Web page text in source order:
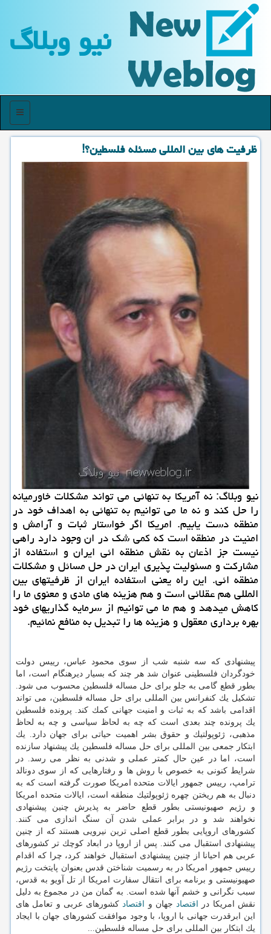
نیو وبلاگ
منو
ظرفیت های بین المللی مسئله فلسطین؟!
نیو وبلاگ: نه آمریكا به تنهائی می تواند مشكلات خاورمیانه
را حل كند و نه ما می توانیم به تنهائی به اهداف خود در
منطقه دست یابیم. امریكا اگر خواستار ثبات و آرامش و
امنیت در منطقه است كه كمی شك در ان وجود دارد راهی
نیست جز اذعان به نقش منطقه ائی ایران و استفاده از
مشاركت و مسئولیت پذیری ایران در حل مسائل و مشكلات
منطقه ائی. این راه یعنی استفاده ایران از ظرفیتهای بین
المللی هم عقلائی است و هم هزینه های مادی و معنوی ما را
كاهش میدهد و هم ما می توانیم از سرمایه گذاریهای خود
بهره برداری معقول و هزینه ها را تبدیل به منافع نمائیم.
پیشنهادی كه سه شنبه شب از سوی محمود عباس، رییس دولت
خودگردان فلسطینی عنوان شد هر چند كه بسیار دیرهنگام است، اما
بطور قطع گامی به جلو برای حل مساله فلسطین محسوب می شود.
تشكیل یك كنفرانس بین المللی برای حل مساله فلسطین، می تواند
اقدامی باشد كه به ثبات و امنیت جهانی كمك كند. پرونده فلسطین
یك پرونده چند بعدی است كه چه به لحاظ سیاسی و چه به لحاظ
مذهبی، ژئوپولتیك و حقوق بشر اهمیت حیاتی برای جهان دارد. یك
ابتكار جمعی بین المللی برای حل مساله فلسطین یك پیشنهاد سازنده
است، اما در عین حال كمتر عملی و شدنی به نظر می رسد. در
شرایط كنونی به خصوص با روش ها و رفتارهایی كه از سوی دونالد
ترامپ، رییس جمهور ایالات متحده امریكا صورت گرفته است كه به
دنبال به هم ریختن چهره ژئوپولتیك منطقه است، ایالات متحده امریكا
و رژیم صهیونیستی بطور قطع حاضر به پذیرش چنین پیشنهادی
نخواهند شد و در برابر عملی شدن آن سنگ اندازی می كنند.
كشورهای اروپایی بطور قطع اصلی ترین نیرویی هستند كه از چنین
پیشنهادی استقبال می كنند. پس از اروپا در ابعاد كوچك تر كشورهای
عربی هم احیانا از چنین پیشنهادی استقبال خواهند كرد، چرا كه اقدام
رییس جمهور امریكا در به رسمیت شناختن قدس بعنوان پایتخت رژیم
صهیونیستی و برنامه برای انتقال سفارت امریكا از تل آویو به قدس،
سبب نگرانی و خشم آنها شده است. به گمان من در مجموع به دلیل
نقش امریكا در
اقتصادجهان و اقتصادكشورهای عربی و تعامل های
این ابرقدرت جهانی با اروپا، با وجود موافقت كشورهای جهان با ایجاد
یك ابتكار بین المللی برای حل مساله فلسطین...